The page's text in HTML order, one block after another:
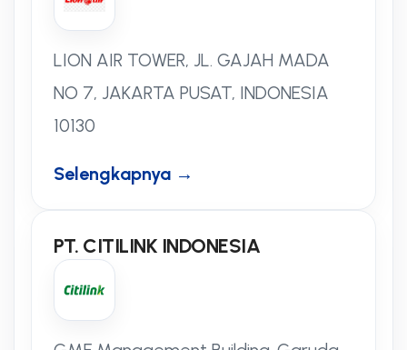
LION AIR TOWER, JL. GAJAH MADA
NO 7, JAKARTA PUSAT, INDONESIA
10130
Selengkapnya →
PT. CITILINK INDONESIA